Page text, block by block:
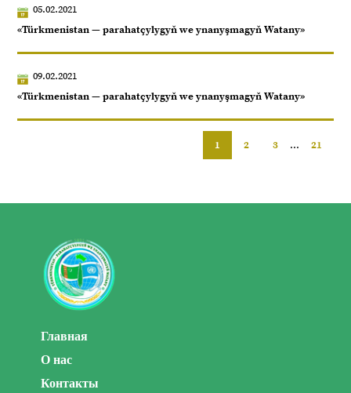
05.02.2021
«Türkmenistan — parahatçylygyň we ynanyşmagyň Watany»
09.02.2021
«Türkmenistan — parahatçylygyň we ynanyşmagyň Watany»
1 2 3 ... 21
Главная
О нас
Контакты